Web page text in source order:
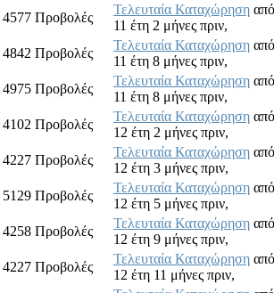
4577 Προβολές
Τελευταία Καταχώρηση
11 έτη 2 μήνες πριν,
4842 Προβολές
Τελευταία Καταχώρηση
11 έτη 8 μήνες πριν,
4975 Προβολές
Τελευταία Καταχώρηση
11 έτη 8 μήνες πριν,
4102 Προβολές
Τελευταία Καταχώρηση
12 έτη 2 μήνες πριν,
4227 Προβολές
Τελευταία Καταχώρηση
12 έτη 3 μήνες πριν,
5129 Προβολές
Τελευταία Καταχώρηση
12 έτη 5 μήνες πριν,
4258 Προβολές
Τελευταία Καταχώρηση
12 έτη 9 μήνες πριν,
4227 Προβολές
Τελευταία Καταχώρηση
12 έτη 11 μήνες πριν,